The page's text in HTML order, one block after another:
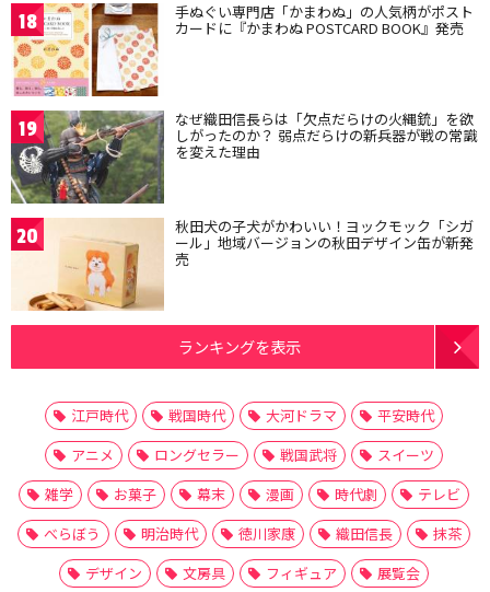
18 手ぬぐい専門店「かまわぬ」の人気柄がポスト
カードに『かまわぬ POSTCARD BOOK』発売
19 なぜ織田信長らは「欠点だらけの火縄銃」を欲
しがったのか？ 弱点だらけの新兵器が戦の常識
を変えた理由
20 秋田犬の子犬がかわいい！ヨックモック「シガ
ール」地域バージョンの秋田デザイン缶が新発
売
ランキングを表示
江戸時代 戦国時代 大河ドラマ
平安時代
アニメ
ロングセラー 戦国武将
スイーツ
雑学
お菓子 幕末 漫画 時代劇
テレビ
べらぼう
明治時代 徳川家康 織田信長
抹茶
デザイン
文房具 フィギュア
展覧会